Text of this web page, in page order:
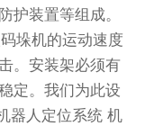
护装置等组成。
垛机的运动速度
。安装架必须有
定。我们为此设
器人定位系统 机